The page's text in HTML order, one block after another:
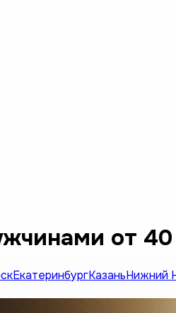
от
ЕкатеринбургКазаньНижний